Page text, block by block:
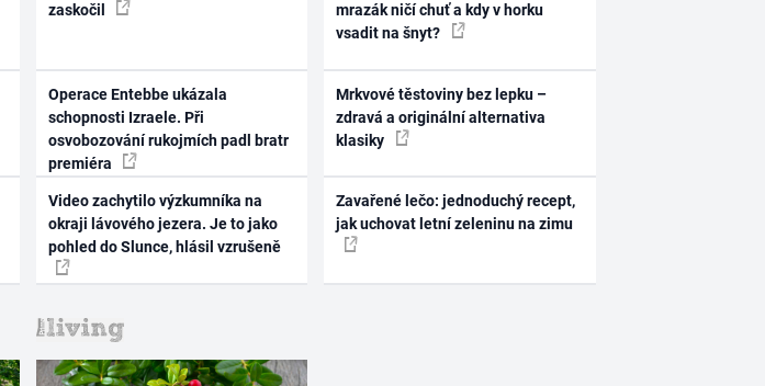
zaskočil
Operace Entebbe ukázala
schopnosti Izraele. Při
osvobozování rukojmích padl bratr
premiéra
Video zachytilo výzkumníka na
okraji lávového jezera. Je to jako
pohled do Slunce, hlásil vzrušeně
mrazák ničí chuť a kdy v horku
vsadit na šnyt?
Mrkvové těstoviny bez lepku –
zdravá a originální alternativa
klasiky
Zavařené lečo: jednoduchý recept,
jak uchovat letní zeleninu na zimu